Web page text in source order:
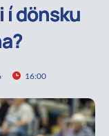
í dönsku
16:00